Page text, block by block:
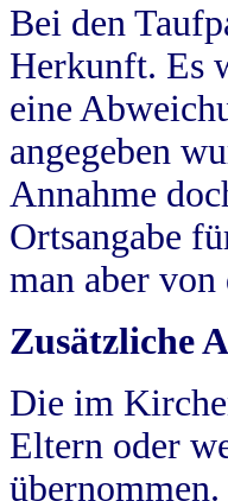
Bei den
Herkunft. Es
eine
angegeben
Annahme
Ortsangabe
man aber
Zusätzliche
Die im
Eltern oder
übernommen.